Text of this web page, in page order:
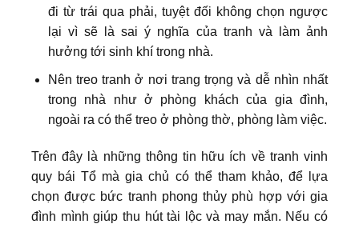
đi từ trái qua phải, tuyệt đối không chọn ngược
lại vì sẽ là sai ý nghĩa của tranh và làm ảnh
hưởng tới sinh khí trong nhà.
Nên treo tranh ở nơi trang trọng và dễ nhìn nhất
trong nhà như ở phòng khách của gia đình,
ngoài ra có thể treo ở phòng thờ, phòng làm việc.
Trên đây là những thông tin hữu ích về tranh vinh
quy bái Tổ mà gia chủ có thể tham khảo, để lựa
chọn được bức tranh phong thủy phù hợp với gia
đình mình giúp thu hút tài lộc và may mắn. Nếu có